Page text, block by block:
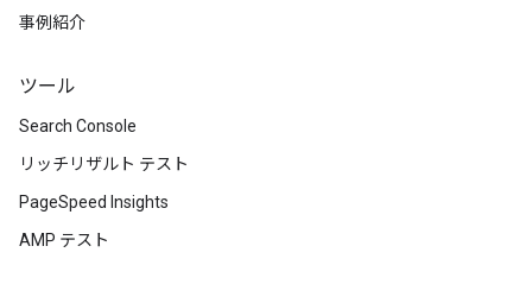
事例紹介
ツール
Search Console
リッチリザルト テスト
PageSpeed Insights
AMP テスト